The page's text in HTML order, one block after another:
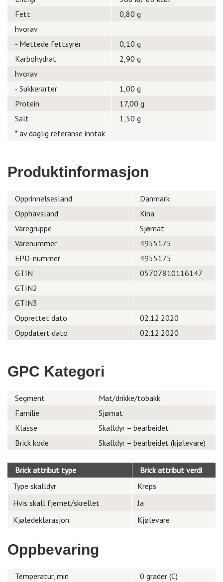
Fett
0,80 g
hvorav
- Mettede fettsyrer
0,10 g
Karbohydrat
2,90 g
hvorav
- Sukkerarter
1,00 g
Protein
17,00 g
Salt
1,50 g
* av daglig referanse inntak
Produktinformasjon
Opprinnelsesland
Danmark
Opphavsland
Kina
Varegruppe
Sjømat
Varenummer
4955175
EPD-nummer
4955175
GTIN
05707810116147
GTIN2
GTIN3
Opprettet dato
02.12.2020
Oppdatert dato
02.12.2020
GPC Kategori
Segment
Mat/drikke/tobakk
Familie
Sjømat
Klasse
Skalldyr – bearbeidet
Brick kode
Skalldyr – bearbeidet (kjølevare)
Brick attribut type
Brick attribut verdi
Type skalldyr
Kreps
Hvis skall fjernet/skrellet
Ja
Kjøledeklarasjon
Kjølevare
Oppbevaring
Temperatur, min
0 grader (C)